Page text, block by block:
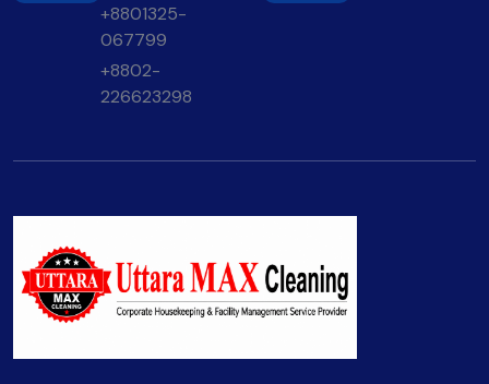
+8801325-
067799
+8802-
226623298